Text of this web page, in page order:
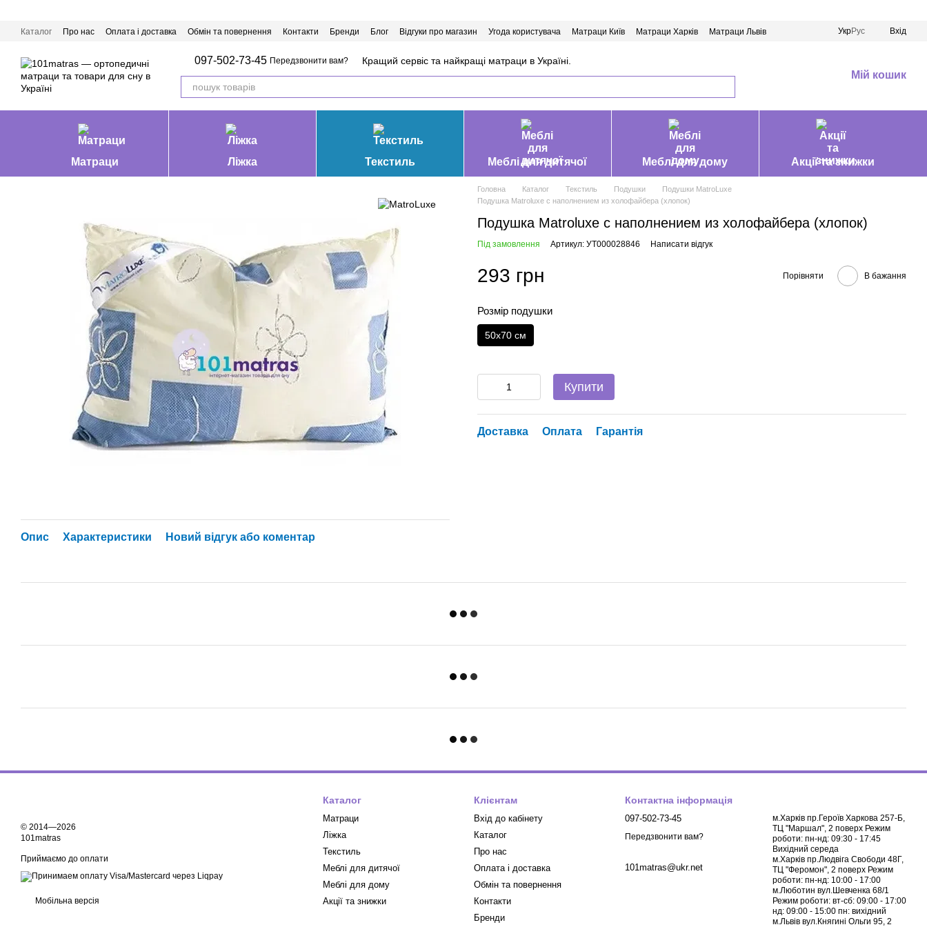
Каталог Про нас Оплата і доставка Обмін та повернення Контакти Бренди Блог Відгуки про магазин Угода користувача Матраци Київ Матраци Харків
Матраци Львів
УкрРус Вхід
097-502-73-45 Передзвонити вам? Кращий сервіс та найкращі матраци в Україні.
Мій кошик
Матраци Ліжка Текстиль Меблі для дитячої Меблі для дому Акції та знижки
Опис Характеристики Новий відгук або коментар
Головна Каталог Текстиль Подушки
Подушки MatroLuxe
Подушка Matroluxe с наполнением из холофайбера (хлопок)
Подушка Matroluxe с наполнением из холофайбера (хлопок)
Під замовлення Артикул: УТ000028846 Написати відгук
293 грн Порівняти В бажання
Розмір подушки
50х70 см
Купити
Доставка Оплата Гарантія
© 2014—2026
101matras
Приймаємо до оплати
Мобільна версія
Каталог
Матраци
Ліжка
Текстиль
Меблі для дитячої
Меблі для дому
Акції та знижки
Клієнтам
Вхід до кабінету
Каталог
Про нас
Оплата і доставка
Обмін та повернення
Контакти
Бренди
Контактна інформація
097-502-73-45
Передзвонити вам?
101matras@ukr.net
м.Харків пр.Героїв Харкова 257-Б,
ТЦ "Маршал", 2 поверх Режим
роботи: пн-нд: 09:30 - 17:45
Вихідний середа
м.Харків пр.Людвіга Свободи 48Г,
ТЦ "Феромон", 2 поверх Режим
роботи: пн-нд: 10:00 - 17:00
м.Люботин вул.Шевченка 68/1
Режим роботи: вт-сб: 09:00 - 17:00
нд: 09:00 - 15:00 пн: вихідний
м.Львів вул.Княгині Ольги 95, 2